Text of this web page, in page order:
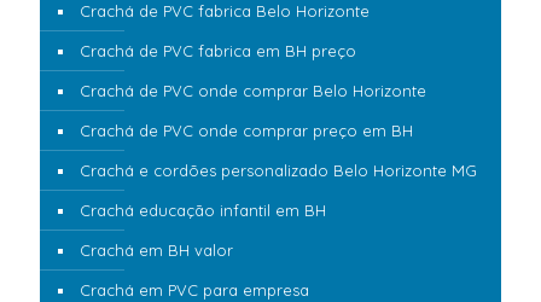
Crachá de PVC fabrica Belo Horizonte
Crachá de PVC fabrica em BH preço
Crachá de PVC onde comprar Belo Horizonte
Crachá de PVC onde comprar preço em BH
Crachá e cordões personalizado Belo Horizonte MG
Crachá educação infantil em BH
Crachá em BH valor
Crachá em PVC para empresa